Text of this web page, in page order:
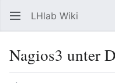
LHlab Wiki
Nagios3 unter